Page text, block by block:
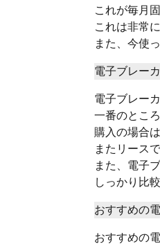
これが毎月
これは非常
また、今使
電子ブレー
電子ブレー
一番のとこ
購入の場合
またリース
また、電子
しっかり比
おすすめの
おすすめの